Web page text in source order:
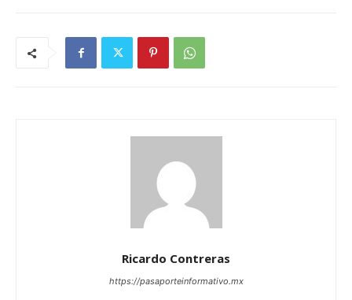
Ricardo Contreras
https://pasaporteinformativo.mx